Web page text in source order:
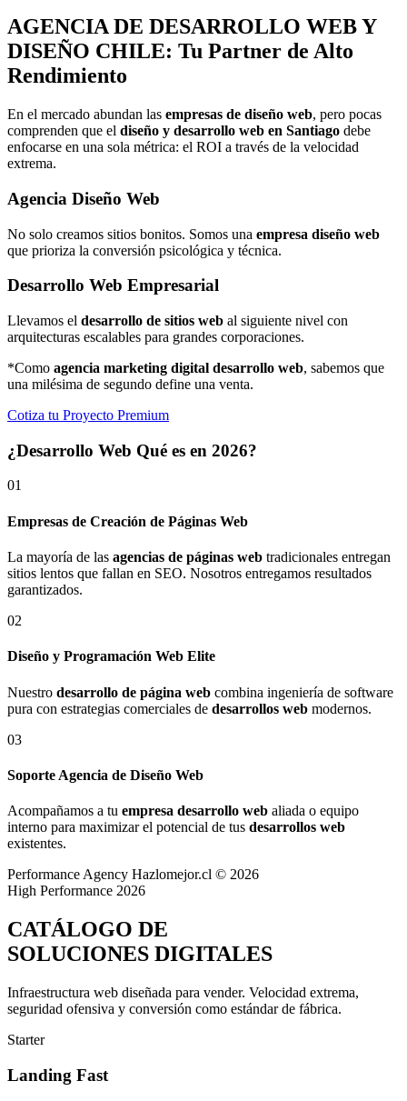
AGENCIA DE DESARROLLO WEB Y
DISEÑO CHILE: Tu Partner de Alto
Rendimiento
En el mercado abundan las empresas de diseño web, pero pocas
comprenden que el diseño y desarrollo web en Santiago debe
enfocarse en una sola métrica: el ROI a través de la velocidad
extrema.
Agencia Diseño Web
No solo creamos sitios bonitos. Somos una empresa diseño web
que prioriza la conversión psicológica y técnica.
Desarrollo Web Empresarial
Llevamos el desarrollo de sitios web al siguiente nivel con
arquitecturas escalables para grandes corporaciones.
*Como agencia marketing digital desarrollo web, sabemos que
una milésima de segundo define una venta.
Cotiza tu Proyecto Premium
¿Desarrollo Web Qué es en 2026?
01
Empresas de Creación de Páginas Web
La mayoría de las agencias de páginas web tradicionales entregan
sitios lentos que fallan en SEO. Nosotros entregamos resultados
garantizados.
02
Diseño y Programación Web Elite
Nuestro desarrollo de página web combina ingeniería de software
pura con estrategias comerciales de desarrollos web modernos.
03
Soporte Agencia de Diseño Web
Acompañamos a tu empresa desarrollo web aliada o equipo
interno para maximizar el potencial de tus desarrollos web
existentes.
Performance Agency Hazlomejor.cl © 2026
High Performance 2026
CATÁLOGO DE
SOLUCIONES DIGITALES
Infraestructura web diseñada para vender. Velocidad extrema,
seguridad ofensiva y conversión como estándar de fábrica.
Starter
Landing Fast